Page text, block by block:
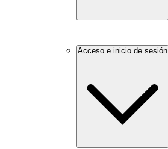
Acceso e inicio de sesión